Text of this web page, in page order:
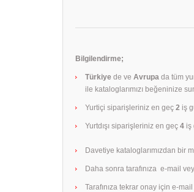
Bilgilendirme;
Türkiye de ve Avrupa da tüm
ile kataloglarımızı beğeninize
Yurtiçi siparişleriniz en geç 2 iş
Yurtdışı siparişleriniz en geç 4 iş
Davetiye kataloglarımızdan bir
Daha sonra tarafınıza e-mail
Tarafınıza tekrar onay için e-